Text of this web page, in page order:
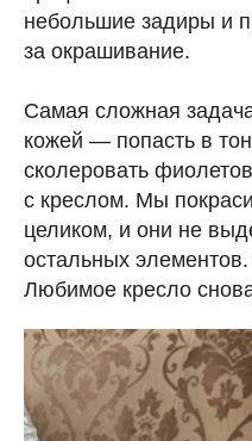
небольшие задиры и
за окрашивание.
Самая сложная
кожей — попасть в
сколеровать
с креслом. Мы
целиком, и они не
остальных
Любимое кресло